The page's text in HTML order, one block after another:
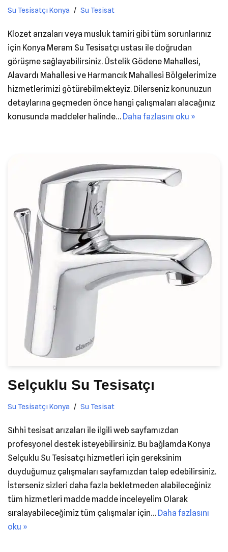
Su Tesisatçı Konya Su Tesisat
Klozet arızaları veya musluk tamiri gibi tüm sorunlarınız
için Konya Meram Su Tesisatçı ustası ile doğrudan
görüşme sağlayabilirsiniz. Üstelik Gödene Mahallesi,
Alavardı Mahallesi ve Harmancık Mahallesi Bölgelerimize
hizmetlerimizi götürebilmekteyiz. Dilerseniz konunuzun
detaylarına geçmeden önce hangi çalışmaları alacağınız
konusunda maddeler halinde… Daha fazlasını oku »
Selçuklu Su Tesisatçı
Su Tesisatçı Konya Su Tesisat
Sıhhi tesisat arızaları ile ilgili web sayfamızdan
profesyonel destek isteyebilirsiniz. Bu bağlamda Konya
Selçuklu Su Tesisatçı hizmetleri için gereksinim
duyduğumuz çalışmaları sayfamızdan talep edebilirsiniz.
İsterseniz sizleri daha fazla bekletmeden alabileceğiniz
tüm hizmetleri madde madde inceleyelim Olarak
sıralayabileceğimiz tüm çalışmalar için… Daha fazlasını
oku »